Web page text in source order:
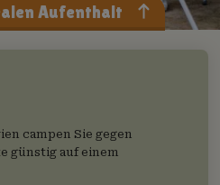
Aufenthalt
campen Sie gegen
günstig auf einem